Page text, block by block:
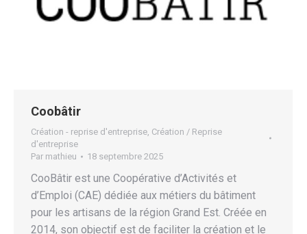
Coobâtir
Création - reprise d'entreprise, Création / Reprise
d'entreprise
Par mathieu 18 septembre 2025
CooBâtir est une Coopérative d’Activités et
d’Emploi (CAE) dédiée aux métiers du bâtiment
pour les artisans de la région Grand Est. Créée en
2014, son objectif est de faciliter la création et le